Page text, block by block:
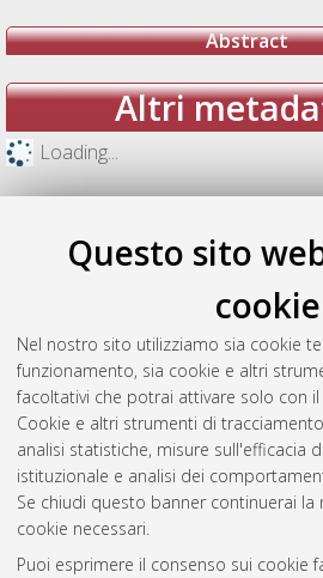
Questo sito
cookie
Nel nostro sito utilizziamo sia cookie
funzionamento, sia cookie e altri
facoltativi che potrai attivare solo con
Cookie e altri strumenti di
analisi statistiche, misure sull'efficacia
istituzionale e analisi dei
Se chiudi questo banner continuerai la
cookie necessari.
Puoi esprimere il consenso sui cookie
Abstract
Altri
Loading...
Gestione del
Atom